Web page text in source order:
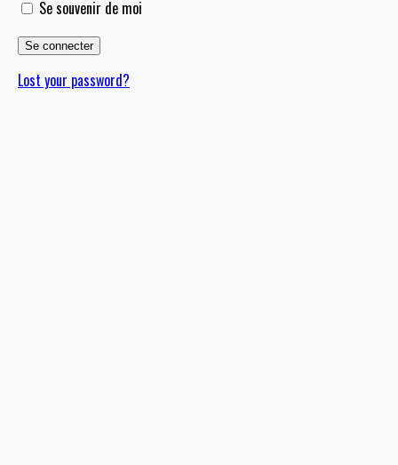
Se souvenir de moi
Lost your password?